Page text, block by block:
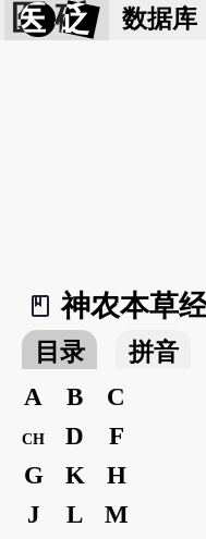
医 砭 数据库
book_2
神农本草
目录 拼音
A
B C
CH D
F
G
K
H
J
L
M